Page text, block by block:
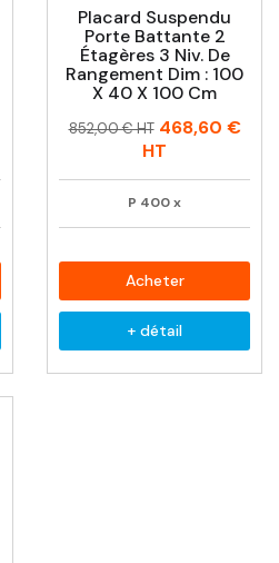
Placard Suspendu
Porte Battante 2
Étagères 3 Niv. De
Rangement Dim : 100
X 40 X 100 Cm
Prix
Prix
852,00 € HT 468,60 €
HT
P 400x
Acheter
+ détail